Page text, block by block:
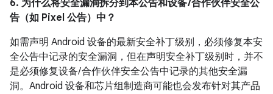
6. 为什么将安全漏洞拆分到本公告和设备 /合作伙伴安全公
告（如 Pixel 公告）中？
如需声明 Android 设备的最新安全补丁级别，必须修复本安
全公告中记录的安全漏洞，但在声明安全补丁级别时，并不
是必须修复设备/ 合作伙伴安全公告中记录的其他安全漏
洞。Android 设备和芯片组制造商可能也会发布针对其产品